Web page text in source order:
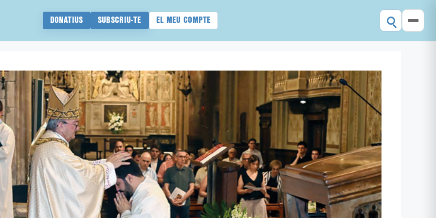
DONATIUS SUBSCRIU-TE EL MEU COMPTE